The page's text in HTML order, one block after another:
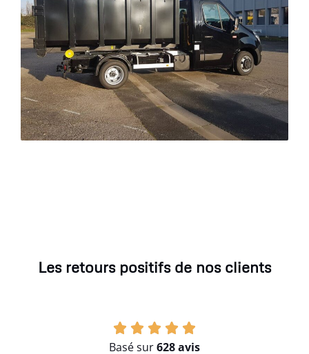
Les retours positifs de nos clients
Basé sur628 avis